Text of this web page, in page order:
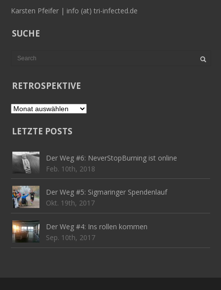
Karsten Pfeifer | info (at) tri-infected.de
SUCHE
RETROSPEKTIVE
Retrospektive
LETZTE POSTS
Der Weg #6: NeverStopBurning ist online
Feb. 10th, 2018
Der Weg #5: Sigmaringer Spendenlauf
Okt. 19th, 2017
Der Weg #4: Ins rollen kommen
Sep. 10th, 2017